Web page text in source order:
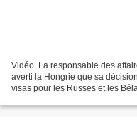
Vidéo. La responsable des
averti la Hongrie que sa
visas pour les Russes et les